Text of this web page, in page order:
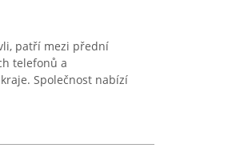
patří mezi přední
telefonů a
Společnost nabízí